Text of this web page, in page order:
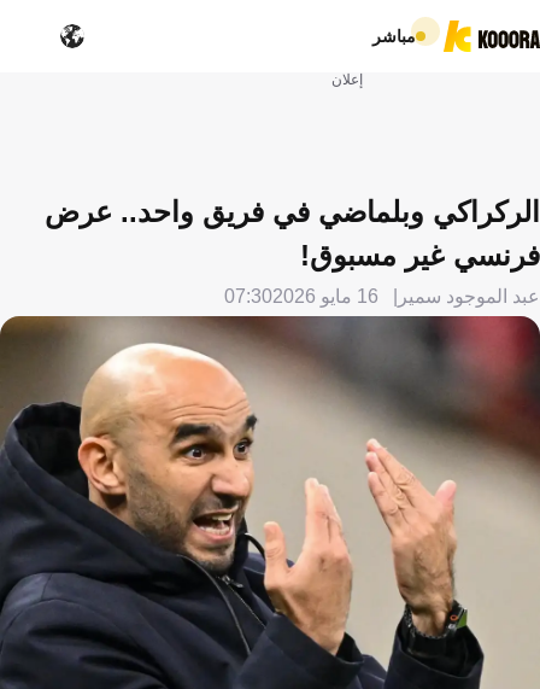
مباشر
إعلان
الركراكي وبلماضي في فريق واحد.. عرض
فرنسي غير مسبوق!
عبد الموجود سمير 16 مايو 2026 07:30